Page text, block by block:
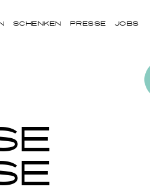
SCHENKEN PRESSE JOBS